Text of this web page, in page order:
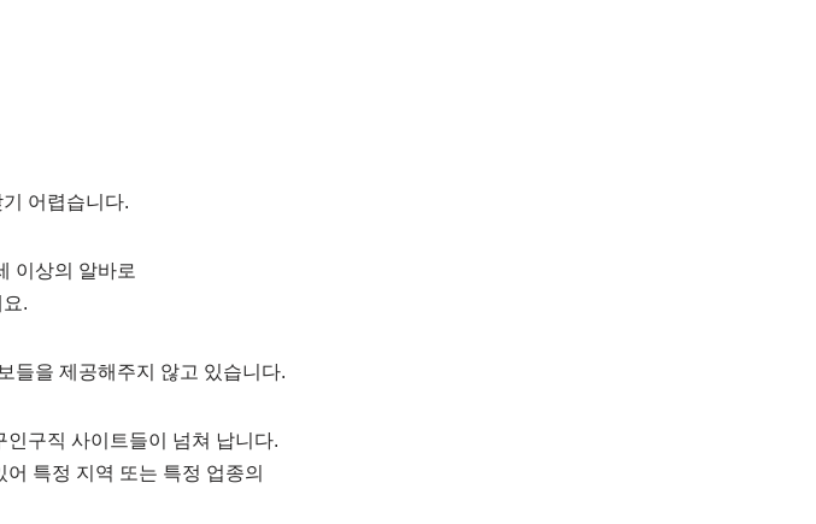
어렵습니다.
이상의 알바로
.
들을 제공해주지 않고 있습니다.
구직 사이트들이 넘쳐 납니다.
특정 지역 또는 특정 업종의